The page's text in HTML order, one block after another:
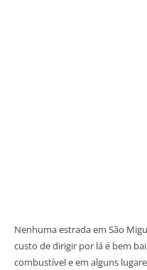
Nenhuma estrada em São
custo de dirigir por lá é bem
combustível e em alguns